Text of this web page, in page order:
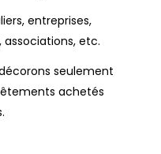
entreprises,
associations, etc.
seulement
achetés